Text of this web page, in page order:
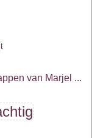
van Marjel ...